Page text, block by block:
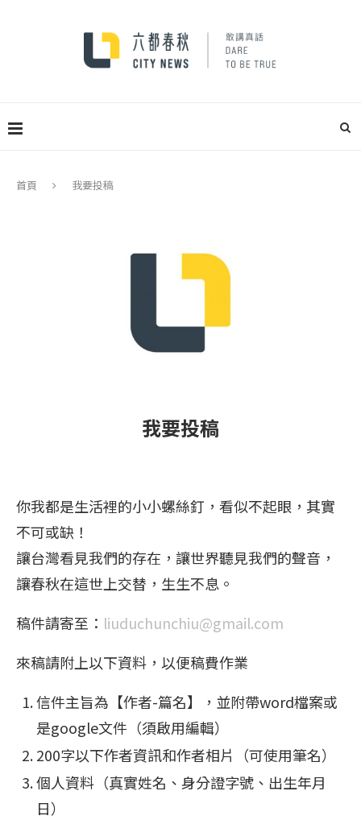
首頁 我要投稿
我要投稿
你我都是生活裡的小小螺絲釘，看似不起眼，其實
不可或缺！
讓台灣看見我們的存在，讓世界聽見我們的聲音，
讓春秋在這世上交替，生生不息。
稿件請寄至： liuduchunchiu@gmail.com
來稿請附上以下資料，以便稿費作業
信件主旨為【作者-篇名】，並附帶word檔案或
是google文件（須啟用編輯）
200字以下作者資訊和作者相片（可使用筆名）
個人資料（真實姓名、身分證字號、出生年月
日）